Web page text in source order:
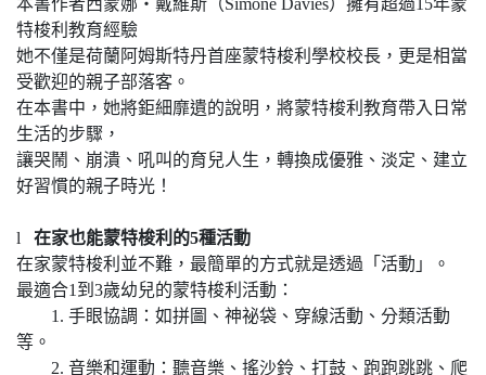
特梭利教育經驗
她不僅是荷蘭阿姆斯特丹首座蒙特梭利學校校長，更是相當
受歡迎的親子部落客。
在本書中，她將鉅細靡遺的說明，將蒙特梭利教育帶入日常
生活的步驟，
讓哭鬧、崩潰、吼叫的育兒人生，轉換成優雅、淡定、建立
好習慣的親子時光！
l 在家也能蒙特梭利的5種活動
在家蒙特梭利並不難，最簡單的方式就是透過「活動」。
最適合1到3歲幼兒的蒙特梭利活動：
1. 手眼協調：如拼圖、神祕袋、穿線活動、分類活動
等。
2. 音樂和運動：聽音樂、搖沙鈴、打鼓、跑跑跳跳、爬